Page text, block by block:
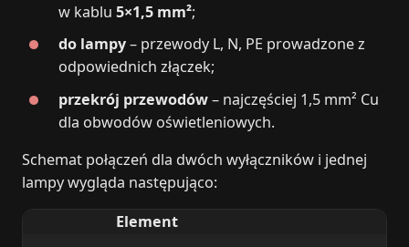
w kablu5×1,5 mm²;
do lampy– przewody L, N, PE prowadzone z
odpowiednich złączek;
przekrój przewodów– najczęściej 1,5 mm² Cu
dla obwodów oświetleniowych.
Schemat połączeń dla dwóch wyłączników i jednej
lampy wygląda następująco:
Element